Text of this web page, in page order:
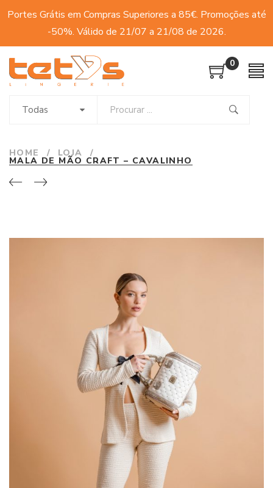
Portes Grátis em Compras Superiores a 85€. Promoções até
-50%. Válido de 21/07 a 21/08 de 2026.
0
Todas
HOME / LOJA /
MALA DE MÃO CRAFT – CAVALINHO